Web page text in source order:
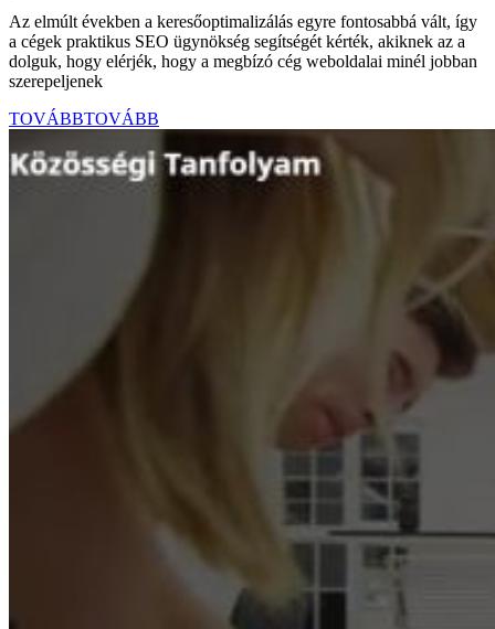
Az elmúlt években a keresőoptimalizálás egyre fontosabbá vált, így
a cégek praktikus SEO ügynökség segítségét kérték, akiknek az a
dolguk, hogy elérjék, hogy a megbízó cég weboldalai minél jobban
szerepeljenek
TOVÁBBTOVÁBB